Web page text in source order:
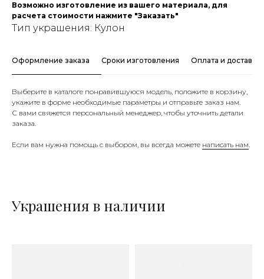
Возможно изготовление из вашего материала, для
расчета стоимости нажмите "Заказать"
Тип украшения: Кулон
Оформление заказа Сроки изготовления Оплата и доставка
Выберите в каталоге понравившуюся модель, положите в корзину,
укажите в форме необходимые параметры и отправьте заказ нам.
С вами свяжется персональный менеджер, чтобы уточнить детали
заказа.
Если вам нужна помощь с выбором, вы всегда можете написать нам.
Украшения в наличии